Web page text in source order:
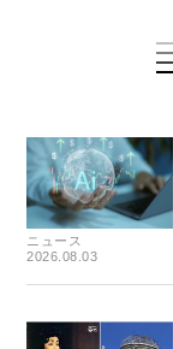
ニュース
2026.08.03